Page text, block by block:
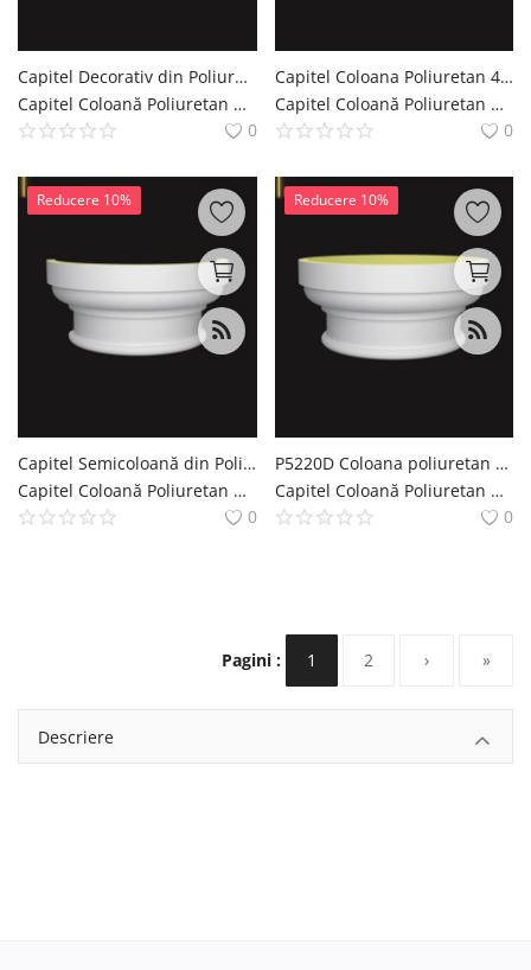
Capitel Decorativ din Poliuretan pentru Coloană 21x43x19 cm
Capitel Coloană Poliuretan Coloana si Capitel Decoratiuni Casa polure
0
Capitel Coloana Poliuretan 43x43 cm cu Acant si Volute
Capitel Coloană Poliuretan Coloana si Capitel Decoratiuni Casa polure
0
Reducere 10%
Capitel Semicoloană din Poliuretan 14x28 cm Model Clasic
Capitel Coloană Poliuretan Coloana si Capitel Decoratiuni Casa polure
0
Reducere 10%
P5220D Coloana poliuretan doric, ionic, corintic .Coloane decorative din poliuretan
Capitel Coloană Poliuretan Coloana si Capitel Decoratiuni Casa polure
0
Pagini : 1 2 › »
Descriere